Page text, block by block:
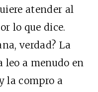
atender al
lo que dice.
verdad? La
leo a menudo en
la compro a